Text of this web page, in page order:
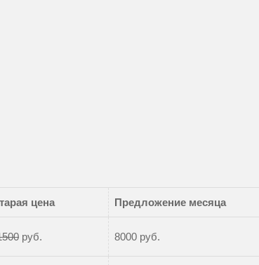
цена Предложение месяца
руб. 8000 руб.